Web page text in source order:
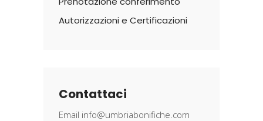
Autorizzazioni e Certificazioni
Contattaci
Email info@umbriabonifiche.com